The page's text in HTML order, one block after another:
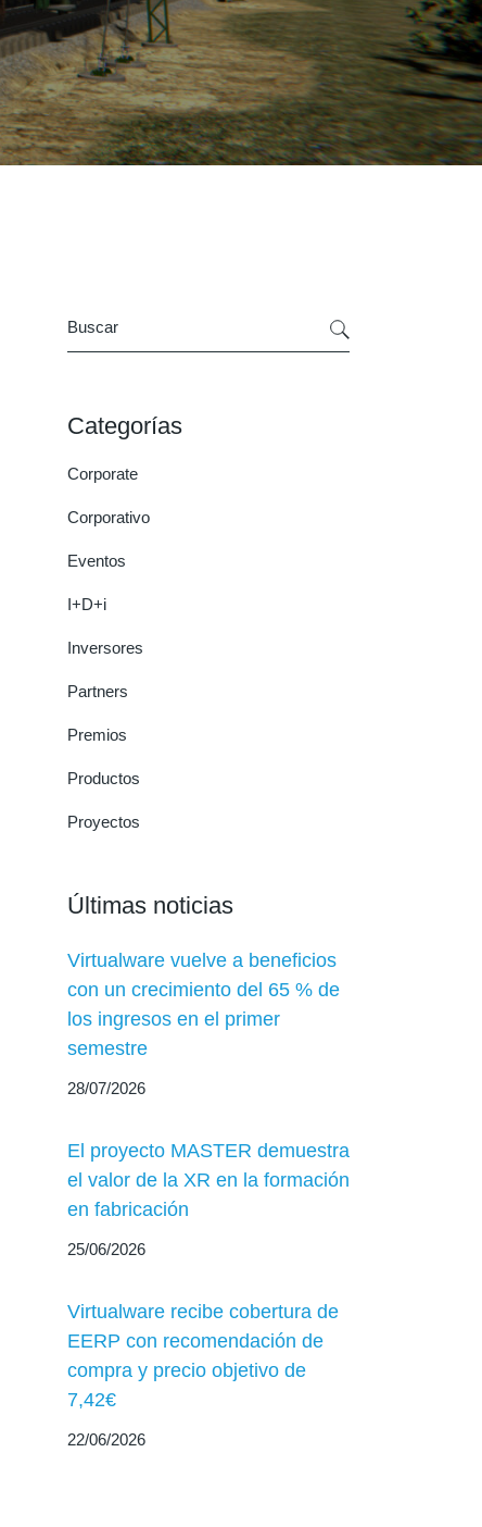
Search
Categorías
Corporate
Corporativo
Eventos
I+D+i
Inversores
Partners
Premios
Productos
Proyectos
Últimas noticias
Virtualware vuelve a beneficios
con un crecimiento del 65 % de
los ingresos en el primer
semestre
28/07/2026
El proyecto MASTER demuestra
el valor de la XR en la formación
en fabricación
25/06/2026
Virtualware recibe cobertura de
EERP con recomendación de
compra y precio objetivo de
7,42€
22/06/2026